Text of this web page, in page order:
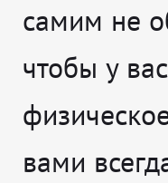
самим не
чтобы у
вами